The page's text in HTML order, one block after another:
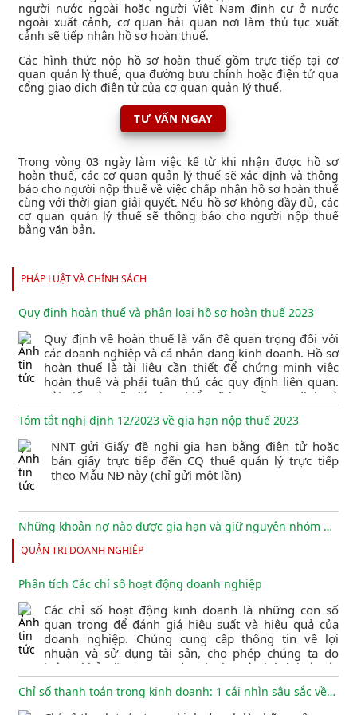
người nước ngoài hoặc người Việt Nam định cư ở nước
ngoài xuất cảnh, cơ quan hải quan nơi làm thủ tục xuất
cảnh sẽ tiếp nhận hồ sơ hoàn thuế.
Các hình thức nộp hồ sơ hoàn thuế gồm trực tiếp tại cơ
quan quản lý thuế, qua đường bưu chính hoặc điện tử qua
cổng giao dịch điện tử của cơ quan quản lý thuế.
TƯ VẤN NGAY
Trong vòng 03 ngày làm việc kể từ khi nhận được hồ sơ
hoàn thuế, các cơ quan quản lý thuế sẽ xác định và thông
báo cho người nộp thuế về việc chấp nhận hồ sơ hoàn thuế
cùng với thời gian giải quyết. Nếu hồ sơ không đầy đủ, các
cơ quan quản lý thuế sẽ thông báo cho người nộp thuế
bằng văn bản.
PHÁP LUẬT VÀ CHÍNH SÁCH
Quy định hoàn thuế và phân loại hồ sơ hoàn thuế 2023
Quy định về hoàn thuế là vấn đề quan trọng đối với
các doanh nghiệp và cá nhân đang kinh doanh. Hồ sơ
hoàn thuế là tài liệu cần thiết để chứng minh việc
hoàn thuế và phải tuân thủ các quy định liên quan.
Bài viết này sẽ giúp bạn hiểu rõ hơn về quy định và
phân loại hồ sơ hoàn thuế để giảm thiểu các rủi ro
liên quan đến thuế.
Tóm tắt nghị định 12/2023 về gia hạn nộp thuế 2023
NNT gửi Giấy đề nghị gia hạn bằng điện tử hoặc
bản giấy trực tiếp đến CQ thuế quản lý trực tiếp
theo Mẫu NĐ này (chỉ gửi một lần)
Những khoản nợ nào được gia hạn và giữ nguyên nhóm nợ?
Ngân hàng Nhà nước vừa ban hành Thông tư số
chi nhánh ngân hàng nước ngoài cơ cấu lại thời hạn
trả nợ và giữ nguyên nhóm nợ nhằm hỗ trợ khách
hàng gặp khó khăn.
Quy định về Giấy chứng nhận vệ sinh an toàn thực phẩm
Giấy phép an toàn vệ sinh thực phẩm là một yếu tố
quan trọng đối với các cơ sở sản xuất và kinh doanh
thực phẩm. Bài viết này cung cấp thông tin về Giấy
chứng nhận vệ sinh an toàn thực phẩm (VSATTP),
QUẢN TRỊ DOANH NGHIỆP
Phân tích Các chỉ số hoạt động doanh nghiệp
Các chỉ số hoạt động kinh doanh là những con số
quan trọng để đánh giá hiệu suất và hiệu quả của
doanh nghiệp. Chúng cung cấp thông tin về lợi
nhuận và sử dụng tài sản, cho phép chúng ta đo
lường khả năng tạo ra doanh thu và sinh lợi từ các
nguồn tài trợ khác nhau. Bài viết dưới đây sẽ giúp các
nhà quản lý hiểu và theo dõi các chỉ số này để từ đó
đưa ra quyết định thông minh về chiến lược kinh
Chỉ số thanh toán trong kinh doanh: 1 cái nhìn sâu sắc về hiệu suất tài chính